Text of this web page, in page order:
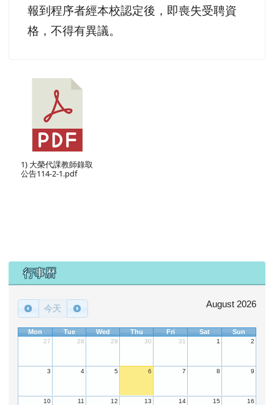
報到程序者經本校認定後，即喪失受聘資
格，不得有異議。
1) 大榮代課教師錄取
公告114-2-1.pdf
下中區域內容
行事曆
今天 August 2026
Mon Tue Wed Thu Fri Sat Sun
27 28 29 30 31 1 2
3 4 5 6 7 8 9
10 11 12 13 14 15 16